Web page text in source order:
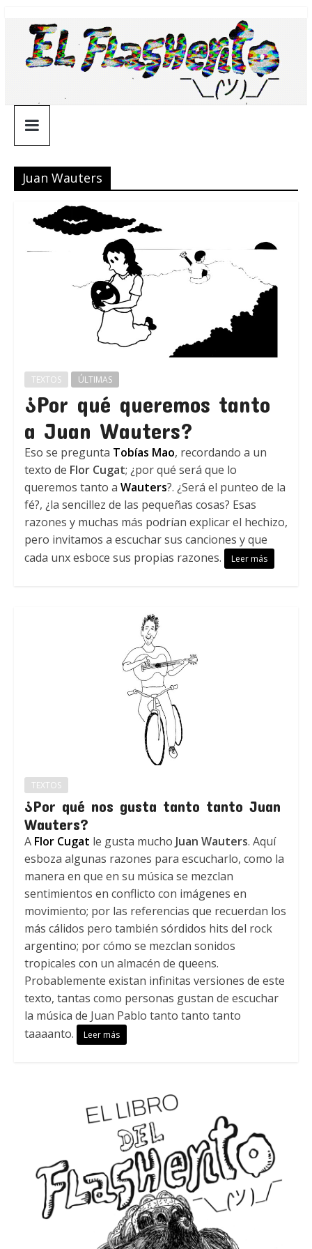
contenido
¯\_(ツ)_/
¯
Juan Wauters
TEXTOS ÚLTIMAS
¿Por qué queremos tanto
a Juan Wauters?
Eso se pregunta Tobías Mao, recordando a un
texto de Flor Cugat; ¿por qué será que lo
queremos tanto a Wauters?. ¿Será el punteo de la
fé?, ¿la sencillez de las pequeñas cosas? Esas
razones y muchas más podrían explicar el hechizo,
pero invitamos a escuchar sus canciones y que
cada unx esboce sus propias razones.
Leer más
TEXTOS
¿Por qué nos gusta tanto tanto Juan
Wauters?
A Flor Cugat le gusta mucho Juan Wauters. Aquí
esboza algunas razones para escucharlo, como la
manera en que en su música se mezclan
sentimientos en conflicto con imágenes en
movimiento; por las referencias que recuerdan los
más cálidos pero también sórdidos hits del rock
argentino; por cómo se mezclan sonidos
tropicales con un almacén de queens.
Probablemente existan infinitas versiones de este
texto, tantas como personas gustan de escuchar
la música de Juan Pablo tanto tanto tanto
taaaanto.
Leer más